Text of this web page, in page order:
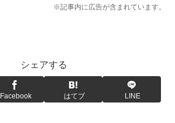
※記事内に広告が含まれています。
シェアする
Facebook はてブ LINE